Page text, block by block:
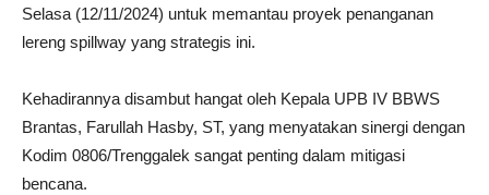
Selasa (12/11/2024) untuk memantau proyek penanganan
lereng spillway yang strategis ini.
Kehadirannya disambut hangat oleh Kepala UPB IV BBWS
Brantas, Farullah Hasby, ST, yang menyatakan sinergi dengan
Kodim 0806/Trenggalek sangat penting dalam mitigasi
bencana.